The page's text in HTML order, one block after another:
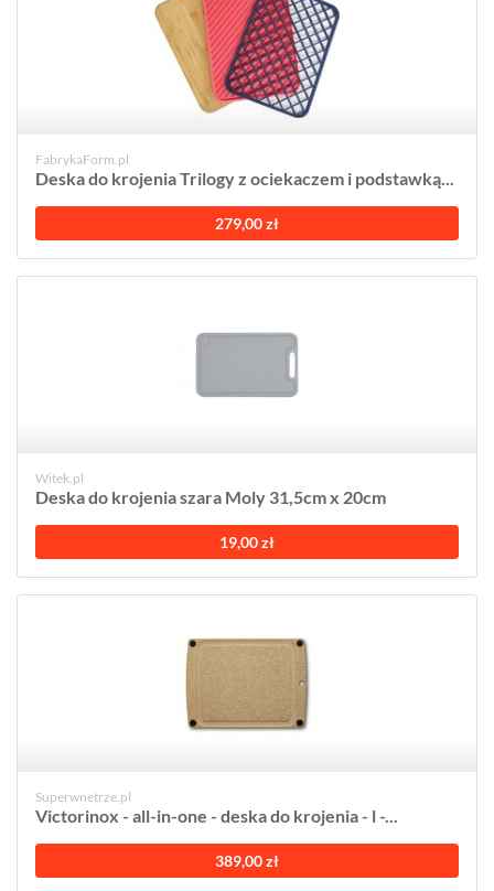
FabrykaForm.pl
Deska do krojenia Trilogy z ociekaczem i podstawką...
279,00 zł
Witek.pl
Deska do krojenia szara Moly 31,5cm x 20cm
19,00 zł
Superwnetrze.pl
Victorinox - all-in-one - deska do krojenia - l -...
389,00 zł